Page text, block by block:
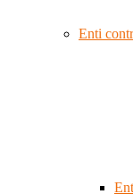
Enti